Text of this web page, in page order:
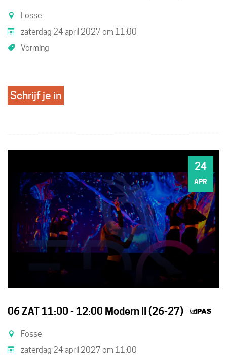
Fosse
zaterdag 24 april 2027 om 11:00
Vorming
Schrijf je in
ZA24
APR
06 ZAT 11:00 - 12:00 Modern II (26-27)
Fosse
zaterdag 24 april 2027 om 11:00